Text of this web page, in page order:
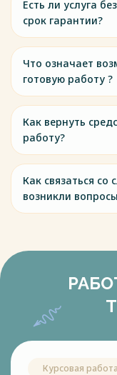
Есть ли услуга
срок гарантии?
Что означает
готовую работу ?
Как вернуть
работу?
Как связаться
возникли
Курсовая работа